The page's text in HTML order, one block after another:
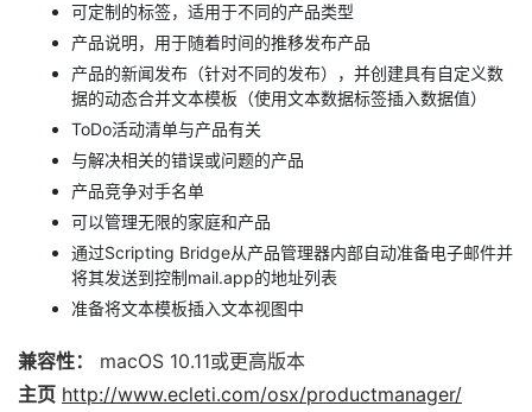
可定制的标签，适用于不同的产品类型
产品说明，用于随着时间的推移发布产品
产品的新闻发布（针对不同的发布），并创建具有自定义数
据的动态合并文本模板（使用文本数据标签插入数据值）
ToDo活动清单与产品有关
与解决相关的错误或问题的产品
产品竞争对手名单
可以管理无限的家庭和产品
通过Scripting Bridge从产品管理器内部自动准备电子邮件并
将其发送到控制mail.app的地址列表
准备将文本模板插入文本视图中
兼容性：
macOS 10.11或更高版本
主页 http://www.ecleti.com/osx/productmanager/